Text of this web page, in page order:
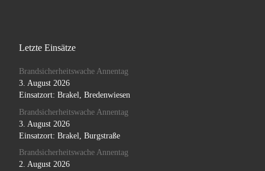
Letzte Einsätze
Brandsicherheitswache Annentag
3. August 2026
Einsatzort: Brakel, Bredenwiesen
Brandsicherheitswache Annentag
3. August 2026
Einsatzort: Brakel, Burgstraße
Brandsicherheitswache Annentag
2. August 2026